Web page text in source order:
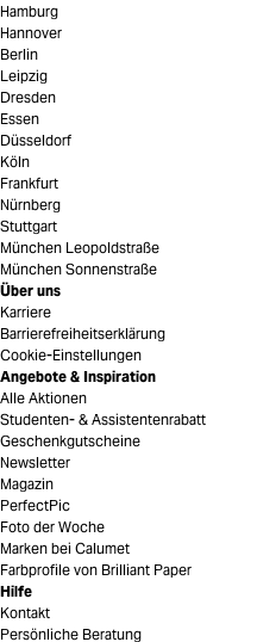
Hamburg
Hannover
Berlin
Leipzig
Dresden
Essen
Düsseldorf
Köln
Frankfurt
Nürnberg
Stuttgart
München Leopoldstraße
München Sonnenstraße
Über uns
Karriere
Barrierefreiheitserklärung
Cookie-Einstellungen
Angebote & Inspiration
Alle Aktionen
Studenten- & Assistentenrabatt
Geschenkgutscheine
Newsletter
Magazin
PerfectPic
Foto der Woche
Marken bei Calumet
Farbprofile von Brilliant Paper
Hilfe
Kontakt
Persönliche Beratung